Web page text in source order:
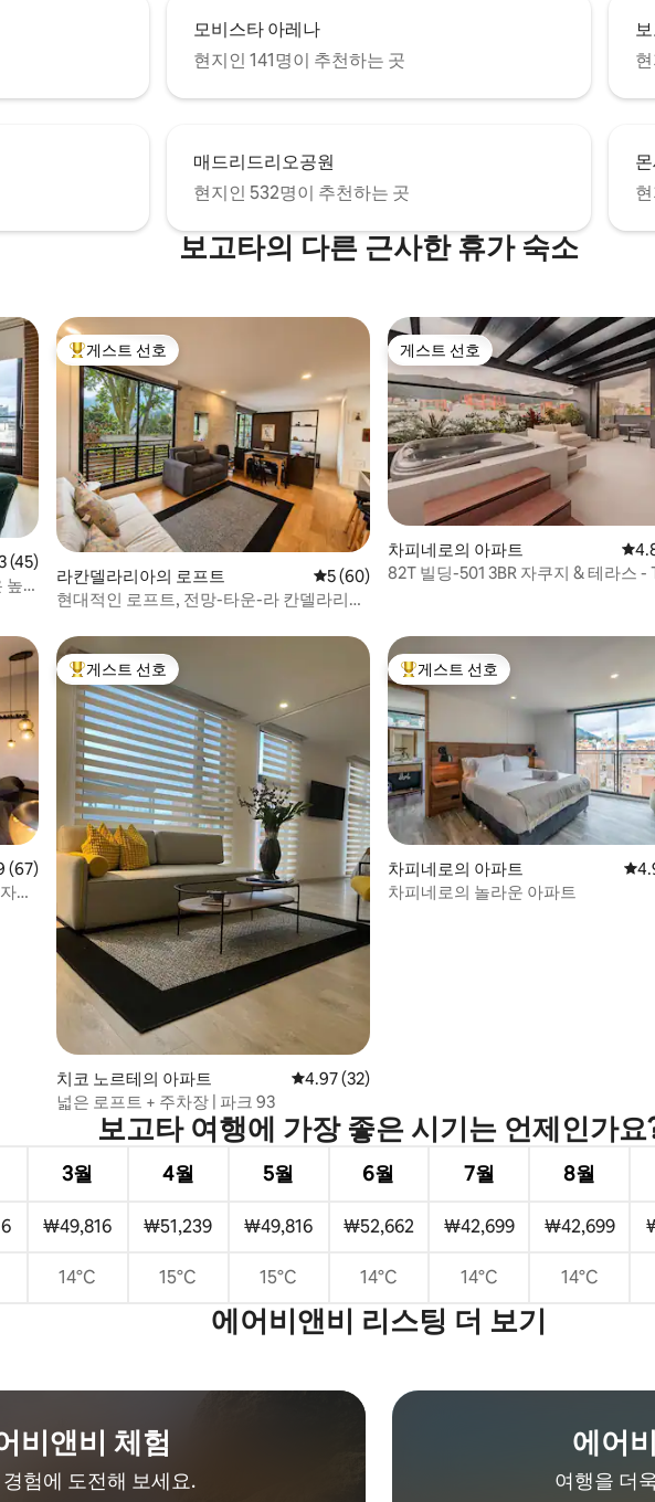
모비스타 아레나
현지인 141명이 추천하는 곳
매드리드리오공원
현지인 532명이 추천하는 곳
보고타의 다른 근사한 휴가 숙소
점(5점 만점), 후기 45개
(45)
높
상위 게스트 선호
게스트 선호
라칸델라리아의 로프트 평점 5점(5점 만점), 후기 60개
5 (60)
현대적인 로프트, 전망-타운-라 칸델라리아
게스트 선호
게스트 선호
차피네로의 아파트 평
82T 빌딩-501 3BR 자쿠지 & 테라스 -
점(5점 만점), 후기 67개
(67)
쿠
상위 게스트 선호
게스트 선호
치코 노르테의 아파트 평점 4.97점(5점 만점), 후기 32개
4.97 (32)
넓은 로프트 + 주차장 | 파크 93
상위 게스트 선호
게스트 선호
차피네로의 아파트 평
차피네로의 놀라운 아파트
보고타 여행에 가장 좋은 시기는 언제인가요
3월 4월 5월 6월 7월 8월
₩49,816 ₩51,239 ₩49,816 ₩52,662 ₩42,699 ₩42,699
14°C 15°C 15°C 14°C 14°C 14°C
에어비앤비 리스팅 더 보기
비앤비 체험
험에 도전해 보세요.
에어
여행을 더